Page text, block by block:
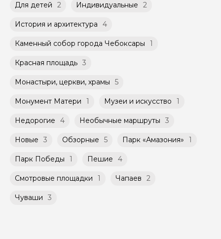
Для детей 2 Индивидуальные 2
История и архитектура 4
Каменный собор города Чебоксары 1
Красная площадь 3
Монастыри, церкви, храмы 5
Монумент Матери 1 Музеи и искусство 1
Недорогие 4 Необычные маршруты 3
Новые 3 Обзорные 5 Парк «Амазония» 1
Парк Победы 1 Пешие 4
Смотровые площадки 1 Чапаев 2
Чуваши 3